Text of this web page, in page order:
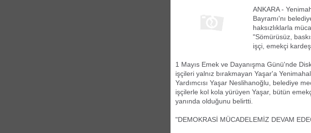
ANKARA -
Bayramı'nı
haksızlıklarla
"Sömürüsüz,
işçi, emekçi
1 Mayıs Emek ve Dayanışma Günü'nde
işçileri yalnız bırakmayan Yaşar'a
Yardımcısı Yaşar Neslihanoğlu, belediye
işçilerle kol kola yürüyen Yaşar, bütün
yanında olduğunu belirtti.
"DEMOKRASİ MÜCADELEMİZ DEVAM